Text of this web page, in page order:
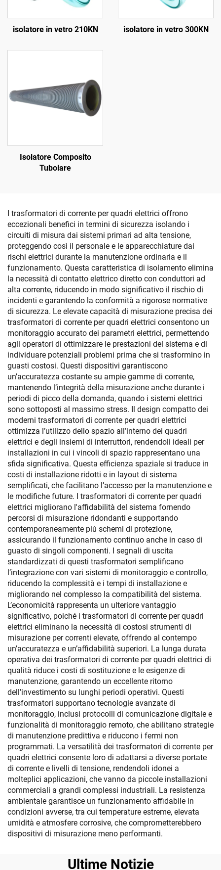
isolatore in vetro 210KN isolatore in vetro 300KN
Isolatore Composito
Tubolare
I trasformatori di corrente per quadri elettrici offrono
eccezionali benefici in termini di sicurezza isolando i
circuiti di misura dai sistemi primari ad alta tensione,
proteggendo così il personale e le apparecchiature dai
rischi elettrici durante la manutenzione ordinaria e il
funzionamento. Questa caratteristica di isolamento elimina
la necessità di contatto elettrico diretto con conduttori ad
alta corrente, riducendo in modo significativo il rischio di
incidenti e garantendo la conformità a rigorose normative
di sicurezza. Le elevate capacità di misurazione precisa dei
trasformatori di corrente per quadri elettrici consentono un
monitoraggio accurato dei parametri elettrici, permettendo
agli operatori di ottimizzare le prestazioni del sistema e di
individuare potenziali problemi prima che si trasformino in
guasti costosi. Questi dispositivi garantiscono
un’accuratezza costante su ampie gamme di corrente,
mantenendo l’integrità della misurazione anche durante i
periodi di picco della domanda, quando i sistemi elettrici
sono sottoposti al massimo stress. Il design compatto dei
moderni trasformatori di corrente per quadri elettrici
ottimizza l’utilizzo dello spazio all’interno dei quadri
elettrici e degli insiemi di interruttori, rendendoli ideali per
installazioni in cui i vincoli di spazio rappresentano una
sfida significativa. Questa efficienza spaziale si traduce in
costi di installazione ridotti e in layout di sistema
semplificati, che facilitano l’accesso per la manutenzione e
le modifiche future. I trasformatori di corrente per quadri
elettrici migliorano l'affidabilità del sistema fornendo
percorsi di misurazione ridondanti e supportando
contemporaneamente più schemi di protezione,
assicurando il funzionamento continuo anche in caso di
guasto di singoli componenti. I segnali di uscita
standardizzati di questi trasformatori semplificano
l’integrazione con vari sistemi di monitoraggio e controllo,
riducendo la complessità e i tempi di installazione e
migliorando nel complesso la compatibilità del sistema.
L’economicità rappresenta un ulteriore vantaggio
significativo, poiché i trasformatori di corrente per quadri
elettrici eliminano la necessità di costosi strumenti di
misurazione per correnti elevate, offrendo al contempo
un’accuratezza e un’affidabilità superiori. La lunga durata
operativa dei trasformatori di corrente per quadri elettrici di
qualità riduce i costi di sostituzione e le esigenze di
manutenzione, garantendo un eccellente ritorno
dell’investimento su lunghi periodi operativi. Questi
trasformatori supportano tecnologie avanzate di
monitoraggio, inclusi protocolli di comunicazione digitale e
funzionalità di monitoraggio remoto, che abilitano strategie
di manutenzione predittiva e riducono i fermi non
programmati. La versatilità dei trasformatori di corrente per
quadri elettrici consente loro di adattarsi a diverse portate
di corrente e livelli di tensione, rendendoli idonei a
molteplici applicazioni, che vanno da piccole installazioni
commerciali a grandi complessi industriali. La resistenza
ambientale garantisce un funzionamento affidabile in
condizioni avverse, tra cui temperature estreme, elevata
umidità e atmosfere corrosive, che comprometterebbero
dispositivi di misurazione meno performanti.
Ultime Notizie